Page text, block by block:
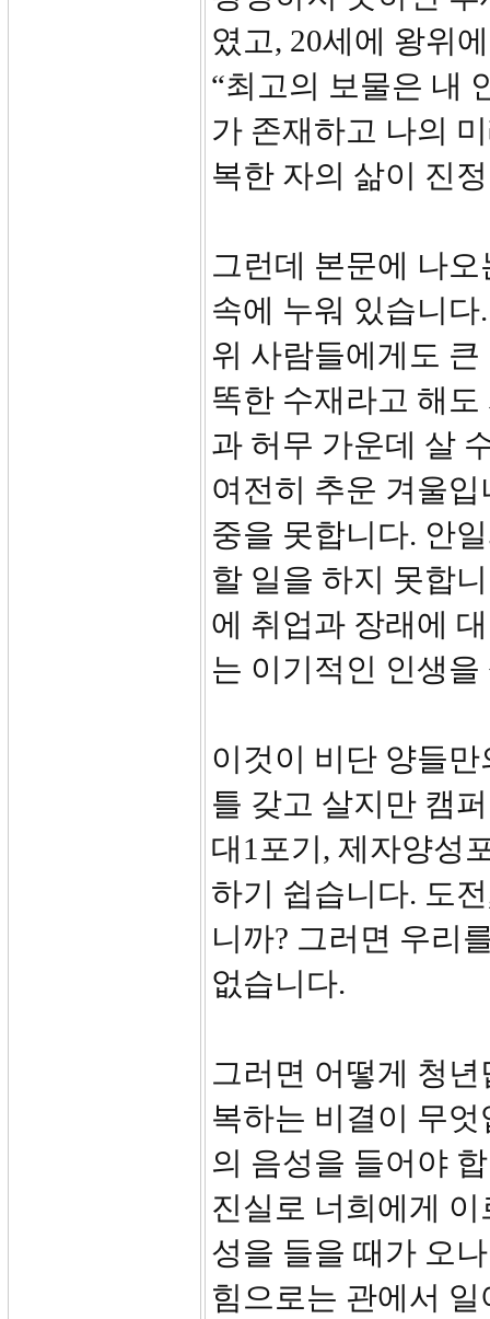
였고, 20세에 왕위
“최고의 보물은 내
가 존재하고 나의
복한 자의 삶이 진
그런데 본문에 나
속에 누워 있습니
위 사람들에게도
똑한 수재라고 해
과 허무 가운데 살
여전히 추운 겨울
중을 못합니다. 안
할 일을 하지 못합
에 취업과 장래에
는 이기적인 인생
이것이 비단 양들만
틀 갖고 살지만 캠
대1포기, 제자양성
하기 쉽습니다. 도
니까? 그러면 우리
없습니다.
그러면 어떻게 청
복하는 비결이 무
의 음성을 들어야
진실로 너희에게
성을 들을 때가 오
힘으로는 관에서